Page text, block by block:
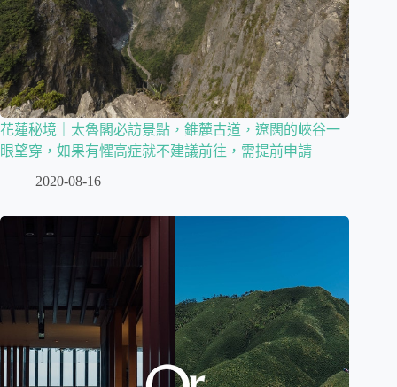
花蓮秘境｜太魯閣必訪景點，錐麓古道，遼闊的峽谷一
眼望穿，如果有懼高症就不建議前往，需提前申請
2020-08-16